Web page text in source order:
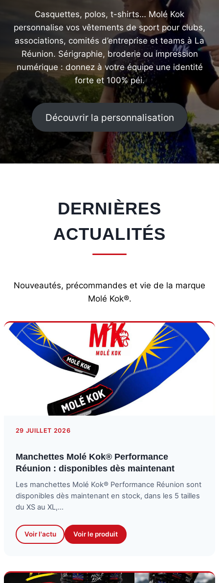
Casquettes, polos, t-shirts… Molé Kok
personnalise vos vêtements de sport pour clubs,
associations, comités d’entreprise et teams à La
Réunion. Sérigraphie, broderie ou impression
numérique : donnez à votre équipe une identité
forte et 100% péi.
Découvrir la personnalisation
DERNIÈRES
ACTUALITÉS
Nouveautés, précommandes et vie de la marque
Molé Kok®.
29 JUILLET 2026
Manchettes Molé Kok® Performance
Réunion : disponibles dès maintenant
Les manchettes Molé Kok® Performance Réunion sont
disponibles dès maintenant en stock, dans les 5 tailles
du XS au XL,…
Voir l'actu Voir le produit